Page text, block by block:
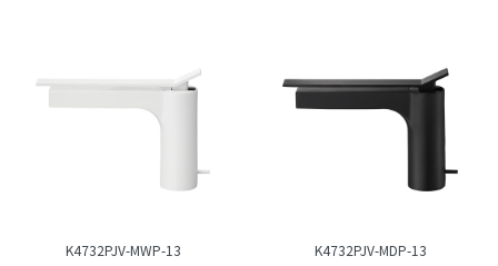
K4732PJV-MWP-13 K4732PJV-MDP-13